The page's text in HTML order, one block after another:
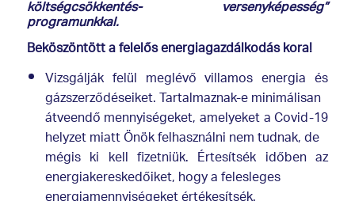
költségcsökkentés- versenyképesség”
programunkkal.
Beköszöntött a felelős energiagazdálkodás kora!
Vizsgálják felül meglévő villamos energia és
gázszerződéseiket. Tartalmaznak-e minimálisan
átveendő mennyiségeket, amelyeket a Covid-19
helyzet miatt Önök felhasználni nem tudnak, de
mégis ki kell fizetniük. Értesítsék időben az
energiakereskedőiket, hogy a felesleges